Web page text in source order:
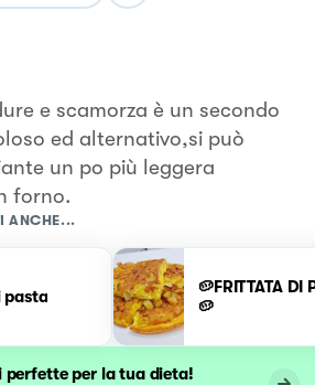
e scamorza è un secondo
ed alternativo,si può
un po più leggera
forno.
ANCHE...
pasta
🥔FRITTATA DI
🥔
perfette per la tua dieta!